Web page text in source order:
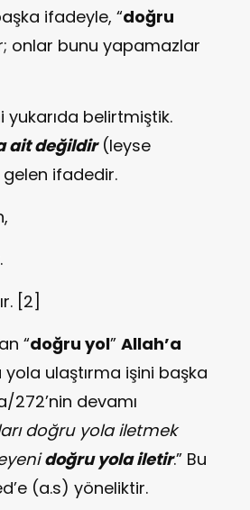
ifadeyle, “doğru
onlar bunu yapamazlar
belirtmiştik.
ait değildir(leyse
gelen ifadedir.
[2]
“doğru yol” Allah’a
ulaştırma işini başka
devamı
doğru yola iletmek
doğru yola iletir.” Bu
(a.s) yöneliktir.